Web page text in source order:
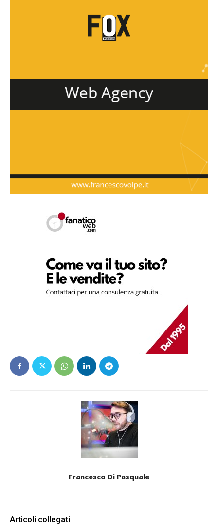
Francesco Di Pasquale
Articoli collegati